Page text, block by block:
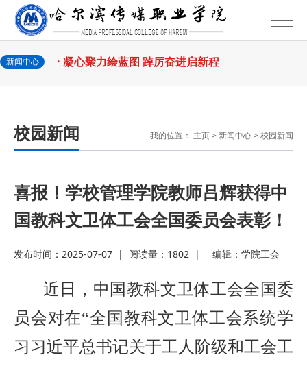
新闻中心
师教学创新 2026-07-25
· 教育部2026年“宏志助航计划”师资
培训 2026-07-24
· 凝心聚力绘蓝图 踔厉奋进启新程
—— 哈 2026-07-23
· 强化政治担当 锤炼过硬本领--哈尔
滨传媒 2026-07-23
· 教育部公布名单，黑龙江这些教师
和团队获奖 2026-07-31
· 省委常委会召开会议 许勤主持并讲
观学习教育 2026-07-31
· 我省举办第十一届黑龙江省高校辅
导员素质能 2026-07-27
· 深学经济思想 发展新质生产力--学
校园新闻 我的位置： 主页> 新闻中心> 校园新闻
喜报！学校管理学院教师吕辉获得中
国教科文卫体工会全国委员会表彰！
发布时间：2025-07-07 | 阅读量：1802 | 编辑： 学院工会
近日，中国教科文卫体工会全国委
员会对在“全国教科文卫体工会系统学
习习近平总书记关于工人阶级和工会工